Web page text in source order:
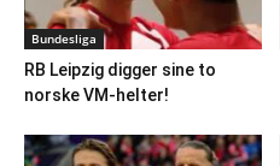
Bundesliga
RB Leipzig digger sine to
norske VM-helter!